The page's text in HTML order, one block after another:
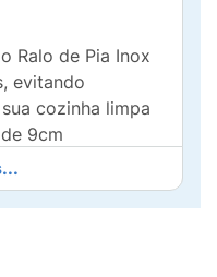
Ralo de Pia Inox
evitando
cozinha limpa
9cm
em diversas
rápida e